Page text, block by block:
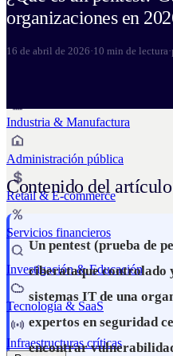
Business Continuity Services
Business Continuity & Recovery
Industria & Manufactura
Administración pública
Retail & E-commerce
Servicios financieros
Investigación & Educación
Tecnología & SaaS
Infraestructuras críticas
organizaciones en
16 de abril de 2026·10 min de lectura·
Contenido del artículo
Un pentest (prueba de
ciberataque controlado
sistemas IT de una
expertos en seguridad
encontrar